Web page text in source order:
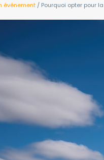
événement / Pourquoi opter pour